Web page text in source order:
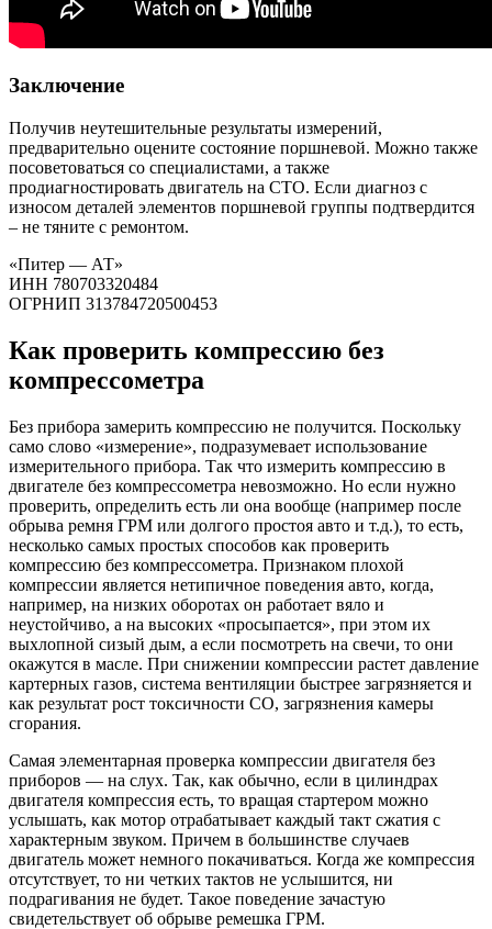
Заключение
Получив неутешительные результаты измерений,
предварительно оцените состояние поршневой. Можно также
посоветоваться со специалистами, а также
продиагностировать двигатель на СТО. Если диагноз с
износом деталей элементов поршневой группы подтвердится
– не тяните с ремонтом.
«Питер — АТ»
ИНН 780703320484
ОГРНИП 313784720500453
Как проверить компрессию без
компрессометра
Без прибора замерить компрессию не получится. Поскольку
само слово «измерение», подразумевает использование
измерительного прибора. Так что измерить компрессию в
двигателе без компрессометра невозможно. Но если нужно
проверить, определить есть ли она вообще (например после
обрыва ремня ГРМ или долгого простоя авто и т.д.), то есть,
несколько самых простых способов как проверить
компрессию без компрессометра. Признаком плохой
компрессии является нетипичное поведения авто, когда,
например, на низких оборотах он работает вяло и
неустойчиво, а на высоких «просыпается», при этом их
выхлопной сизый дым, а если посмотреть на свечи, то они
окажутся в масле. При снижении компрессии растет давление
картерных газов, система вентиляции быстрее загрязняется и
как результат рост токсичности CO, загрязнения камеры
сгорания.
Самая элементарная проверка компрессии двигателя без
приборов — на слух. Так, как обычно, если в цилиндрах
двигателя компрессия есть, то вращая стартером можно
услышать, как мотор отрабатывает каждый такт сжатия с
характерным звуком. Причем в большинстве случаев
двигатель может немного покачиваться. Когда же компрессия
отсутствует, то ни четких тактов не услышится, ни
подрагивания не будет. Такое поведение зачастую
свидетельствует об обрыве ремешка ГРМ.